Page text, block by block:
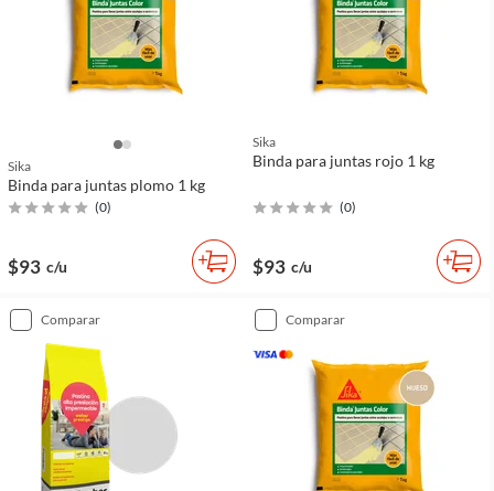
Sika
Binda para juntas plomo 1 kg
(0)
$93 c/u
Sika
Binda para juntas rojo 1 kg
(0)
$93 c/u
comparar comparar